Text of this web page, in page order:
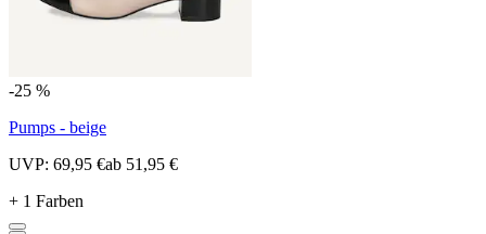
-25 %
Pumps - beige
UVP: 69,95 €ab 51,95 €
+ 1 Farben